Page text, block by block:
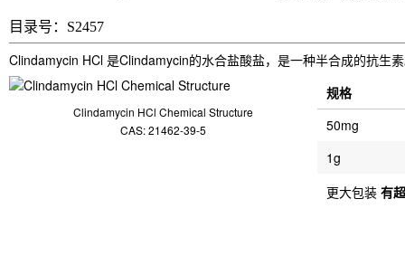
目录号：S2457
Clindamycin HCl 是Clindamycin的水合盐酸盐，是一种半合成的抗生
Clindamycin HCl Chemical Structure
CAS: 21462-39-5
规格
50mg
1g
更大包装 有